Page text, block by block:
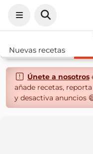
Nuevas recetas
Únete a nosotros
añade recetas,
y desactiva anuncios